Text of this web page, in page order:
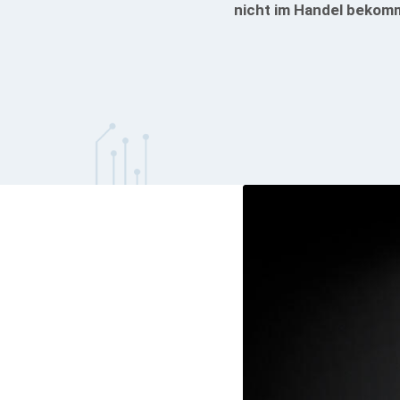
nicht im Handel